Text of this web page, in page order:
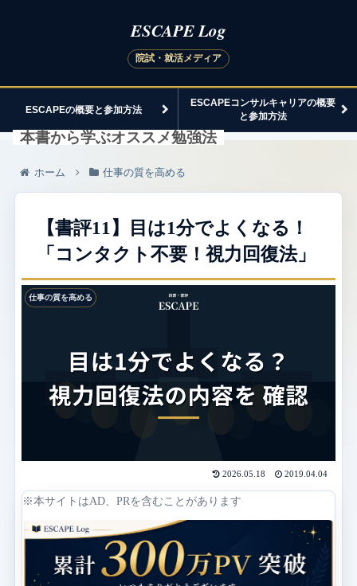
ESCAPEの概要と参加方法
ESCAPEコンサルキャリアの概要
と参加方法
ホーム 仕事の質を高める
【書評11】目は1分でよくなる！
「コンタクト不要！視力回復法」
仕事の質を高める
2026.05.18 2019.04.04
※本サイトはAD、PRを含むことがあります
本書から学ぶオススメ勉強法